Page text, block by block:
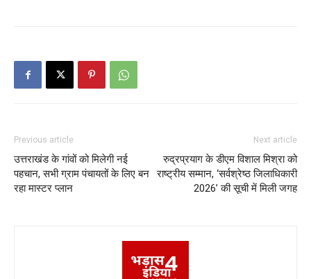
Previous article
उत्तराखंड के गांवों को मिलेगी नई
पहचान, सभी ग्राम पंचायतों के लिए बन
रहा मास्टर प्लान
Next article
रुद्रप्रयाग के डीएम विशाल मिश्रा को
राष्ट्रीय सम्मान, ‘सर्वश्रेष्ठ जिलाधिकारी
2026’ की सूची में मिली जगह